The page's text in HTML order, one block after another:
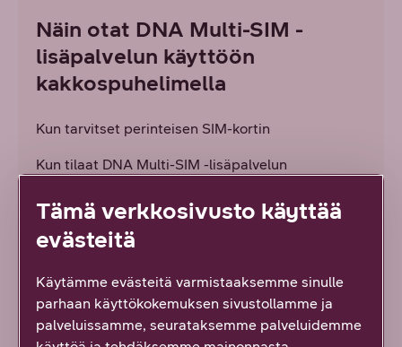
Näin otat DNA Multi-SIM -
lisäpalvelun käyttöön
kakkospuhelimella
Kun tarvitset perinteisen SIM-kortin
Kun tilaat DNA Multi-SIM -lisäpalvelun
kakkospuhelimellesi. Riittää, että laitat saamasi
SIM-kortin puhelimeesi; DNA Multi-SIM -
lisäpalvelu on automaattisesti käytössäsi heti
Kaupasta heti mukaasi tai jos tilasit sen esim.
puhelimessa, se toimitetaan sinulle postitse.
Tämä verkkosivusto käyttää
evästeitä
Käytämme evästeitä varmistaaksemme sinulle
parhaan käyttökokemuksen sivustollamme ja
palveluissamme, seurataksemme palveluidemme